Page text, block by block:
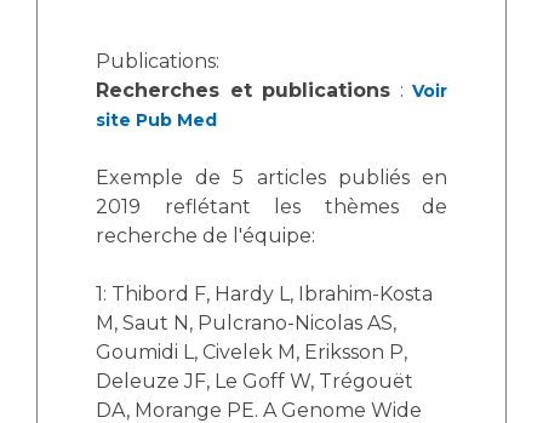
Publications:
Recherches et publications : Voir
site Pub Med
Exemple de 5 articles publiés en
2019 reflétant les thèmes de
recherche de l'équipe:
1: Thibord F, Hardy L, Ibrahim-Kosta
M, Saut N, Pulcrano-Nicolas AS,
Goumidi L, Civelek M, Eriksson P,
Deleuze JF, Le Goff W, Trégouët
DA, Morange PE. A Genome Wide